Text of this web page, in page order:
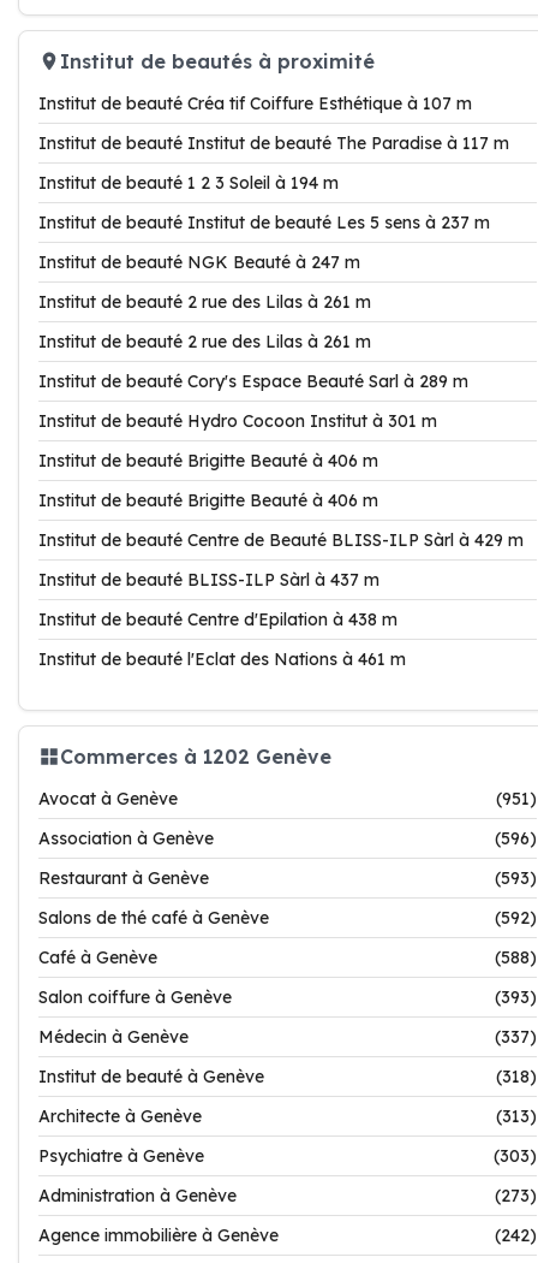
Institut de beautés à proximité
Institut de beauté Créa tif Coiffure Esthétique à 107 m
Institut de beauté Institut de beauté The Paradise à 117 m
Institut de beauté 1 2 3 Soleil à 194 m
Institut de beauté Institut de beauté Les 5 sens à 237 m
Institut de beauté NGK Beauté à 247 m
Institut de beauté 2 rue des Lilas à 261 m
Institut de beauté 2 rue des Lilas à 261 m
Institut de beauté Cory's Espace Beauté Sarl à 289 m
Institut de beauté Hydro Cocoon Institut à 301 m
Institut de beauté Brigitte Beauté à 406 m
Institut de beauté Brigitte Beauté à 406 m
Institut de beauté Centre de Beauté BLISS-ILP Sàrl à 429 m
Institut de beauté BLISS-ILP Sàrl à 437 m
Institut de beauté Centre d'Epilation à 438 m
Institut de beauté l'Eclat des Nations à 461 m
Commerces à 1202 Genève
Avocat à Genève
(951)
Association à Genève
(596)
Restaurant à Genève
(593)
Salons de thé café à Genève
(592)
Café à Genève
(588)
Salon coiffure à Genève
(393)
Médecin à Genève
(337)
Institut de beauté à Genève
(318)
Architecte à Genève
(313)
Psychiatre à Genève
(303)
Administration à Genève
(273)
Agence immobilière à Genève
(242)